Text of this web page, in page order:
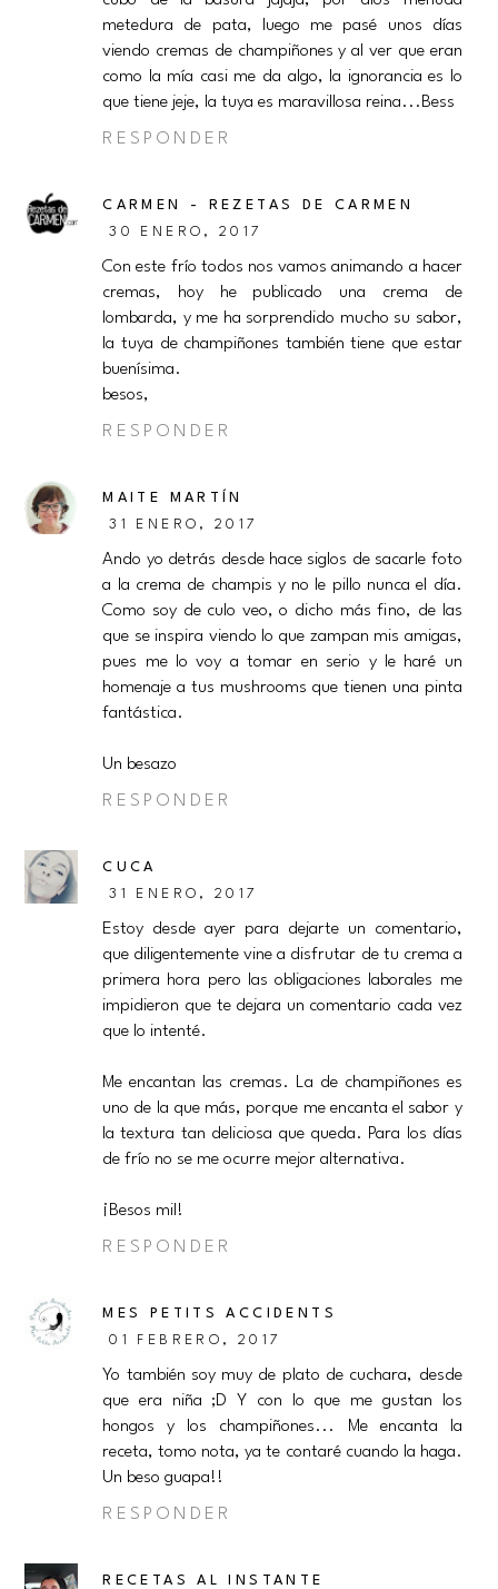
metedura de pata, luego me pasé unos días
viendo cremas de champiñones y al ver que eran
como la mía casi me da algo, la ignorancia es lo
que tiene jeje, la tuya es maravillosa reina...Bess
RESPONDER
CARMEN - REZETAS DE CARMEN
30 ENERO, 2017
Con este frío todos nos vamos animando a hacer
cremas, hoy he publicado una crema de
lombarda, y me ha sorprendido mucho su sabor,
la tuya de champiñones también tiene que estar
buenísima.
besos,
RESPONDER
MAITE MARTÍN
31 ENERO, 2017
Ando yo detrás desde hace siglos de sacarle foto
a la crema de champis y no le pillo nunca el día.
Como soy de culo veo, o dicho más fino, de las
que se inspira viendo lo que zampan mis amigas,
pues me lo voy a tomar en serio y le haré un
homenaje a tus mushrooms que tienen una pinta
fantástica.
Un besazo
RESPONDER
CUCA
31 ENERO, 2017
Estoy desde ayer para dejarte un comentario,
que diligentemente vine a disfrutar de tu crema a
primera hora pero las obligaciones laborales me
impidieron que te dejara un comentario cada vez
que lo intenté.
Me encantan las cremas. La de champiñones es
uno de la que más, porque me encanta el sabor y
la textura tan deliciosa que queda. Para los días
de frío no se me ocurre mejor alternativa.
¡Besos mil!
RESPONDER
MES PETITS ACCIDENTS
01 FEBRERO, 2017
Yo también soy muy de plato de cuchara, desde
que era niña ;D Y con lo que me gustan los
hongos y los champiñones... Me encanta la
receta, tomo nota, ya te contaré cuando la haga.
Un beso guapa!!
RESPONDER
RECETAS AL INSTANTE